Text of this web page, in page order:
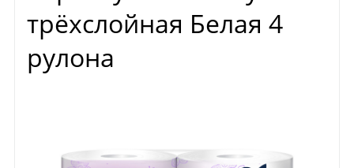
трёхслойная Белая 4
рулона